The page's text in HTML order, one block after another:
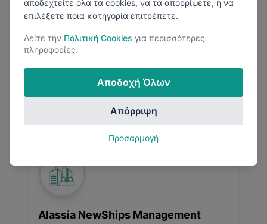
Τεχνολογία
(1Κριτικές)
Μισθολογική Αναφορά
Alassia NewShips Management
αποδεχτείτε όλα τα cookies, να τα απορρίψετε, ή να
επιλέξετε ποια κατηγορία επιτρέπετε.
Δείτε την Πολιτική Cookies για περισσότερες
πληροφορίες.
Αποδοχή Όλων
Απόρριψη
Προσαρμογή